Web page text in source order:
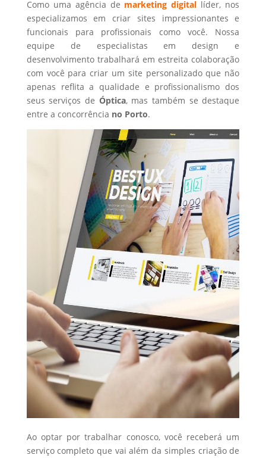
Como uma agência de marketing digital líder, nos
especializamos em criar sites impressionantes e
funcionais para profissionais como você. Nossa
equipe de especialistas em design e
desenvolvimento trabalhará em estreita colaboração
com você para criar um site personalizado que não
apenas reflita a qualidade e profissionalismo dos
seus serviços de Óptica, mas também se destaque
entre a concorrência no Porto.
Ao optar por trabalhar conosco, você receberá um
serviço completo que vai além da simples criação de